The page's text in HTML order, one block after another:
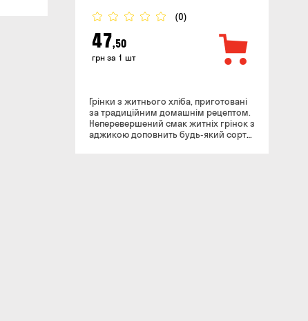
(0)
47,50
грн за 1 шт
Грінки з житнього хліба, приготовані
за традиційним домашнім рецептом.
Неперевершений смак житніх грінок з
аджикою доповнить будь-який сорт